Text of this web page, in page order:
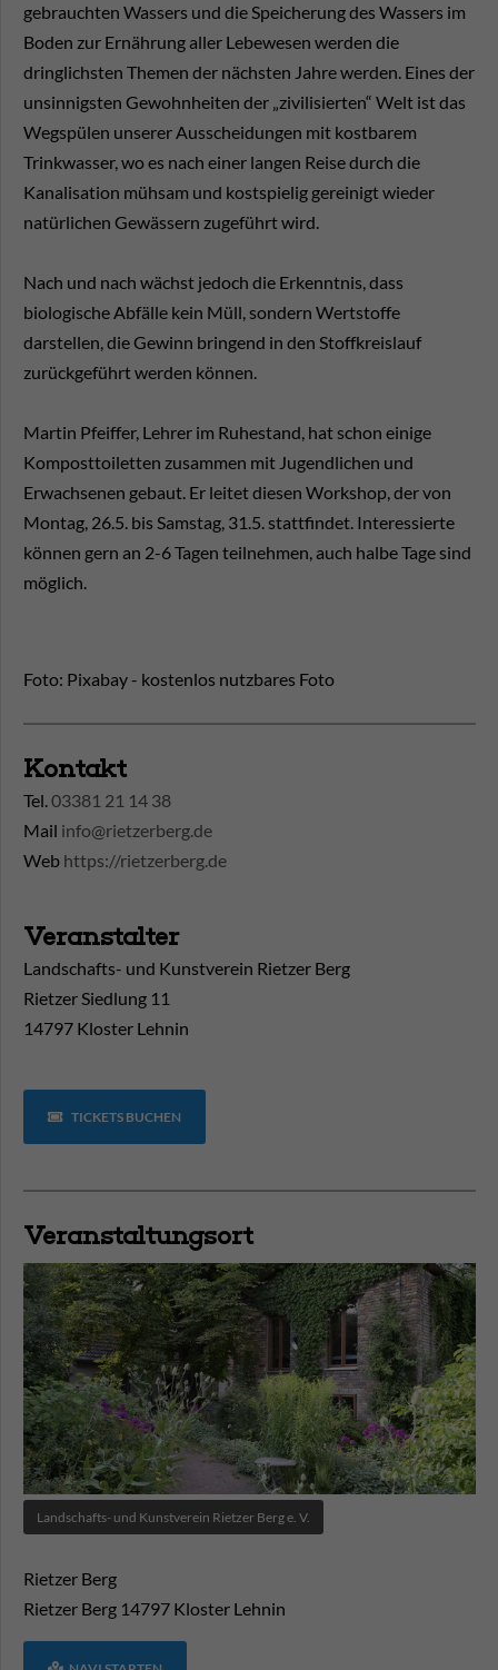
gebrauchten Wassers und die Speicherung des Wassers im
Boden zur Ernährung aller Lebewesen werden die
dringlichsten Themen der nächsten Jahre werden. Eines der
unsinnigsten Gewohnheiten der „zivilisierten“ Welt ist das
Wegspülen unserer Ausscheidungen mit kostbarem
Trinkwasser, wo es nach einer langen Reise durch die
Kanalisation mühsam und kostspielig gereinigt wieder
natürlichen Gewässern zugeführt wird.
Nach und nach wächst jedoch die Erkenntnis, dass
biologische Abfälle kein Müll, sondern Wertstoffe
darstellen, die Gewinn bringend in den Stoffkreislauf
zurückgeführt werden können.
Martin Pfeiffer, Lehrer im Ruhestand, hat schon einige
Komposttoiletten zusammen mit Jugendlichen und
Erwachsenen gebaut. Er leitet diesen Workshop, der von
Montag, 26.5. bis Samstag, 31.5. stattfindet. Interessierte
können gern an 2-6 Tagen teilnehmen, auch halbe Tage sind
möglich.
Foto: Pixabay - kostenlos nutzbares Foto
Kontakt
Tel.03381 21 14 38
Mail info@rietzerberg.de
Web https://rietzerberg.de
Veranstalter
Landschafts- und Kunstverein Rietzer Berg
Rietzer Siedlung 11
14797 Kloster Lehnin
TICKETS BUCHEN
Veranstaltungsort
Landschafts- und Kunstverein Rietzer Berg e. V.
Rietzer Berg
Rietzer Berg 14797 Kloster Lehnin